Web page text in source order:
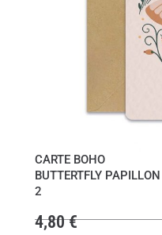
CARTE BOHO
BUTTERTFLY PAPILLON
2
4,80€